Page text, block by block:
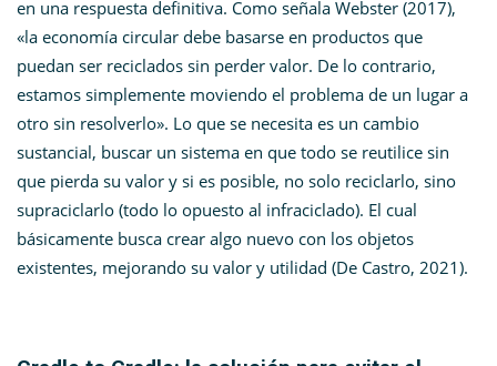
en una respuesta definitiva. Como señala Webster (2017),
«la economía circular debe basarse en productos que
puedan ser reciclados sin perder valor. De lo contrario,
estamos simplemente moviendo el problema de un lugar a
otro sin resolverlo». Lo que se necesita es un cambio
sustancial, buscar un sistema en que todo se reutilice sin
que pierda su valor y si es posible, no solo reciclarlo, sino
supraciclarlo (todo lo opuesto al infraciclado). El cual
básicamente busca crear algo nuevo con los objetos
existentes, mejorando su valor y utilidad (De Castro, 2021).